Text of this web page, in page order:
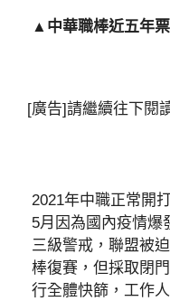
▲中華職棒近五年票
[廣告]請繼續往下閱
2021年中職正常開
5月因為國內疫情爆
三級警戒，聯盟被
棒復賽，但採取閉
行全體快篩，工作